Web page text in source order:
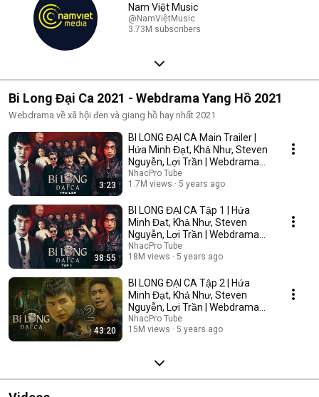
Nam Việt Music
@NamViệtMusic
3.73M subscribers
Bi Long Đại Ca 2021 - Webdrama Yang Hồ 2021
Webdrama về xã hội đen và giang hồ hay nhất 2021
3:23
BI LONG ĐẠI CA Main Trailer |
Hứa Minh Đạt, Khả Như, Steven
Nguyễn, Lợi Trần | Webdrama
Yang Hồ 2021
NhacPro Tube
1.7M views
5 years ago
38:55
BI LONG ĐẠI CA Tập 1 | Hứa
Minh Đạt, Khả Như, Steven
Nguyễn, Lợi Trần | Webdrama
Yang Hồ 2021
NhacPro Tube
18M views
5 years ago
43:20
BI LONG ĐẠI CA Tập 2 | Hứa
Minh Đạt, Khả Như, Steven
Nguyễn, Lợi Trần | Webdrama
Yang Hồ 2021
NhacPro Tube
15M views
5 years ago